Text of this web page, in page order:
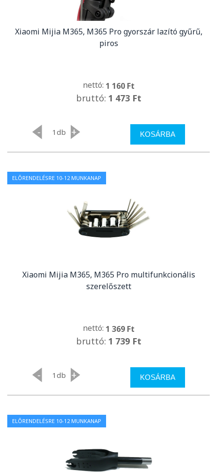
Xiaomi Mijia M365, M365 Pro gyorszár lazító gyűrű,
piros
nettó: 1 160 Ft
bruttó: 1 473 Ft
- db + KOSÁRBA
ELŐRENDELÉSRE 10-12 MUNKANAP
Xiaomi Mijia M365, M365 Pro multifunkcionális
szerelőszett
nettó: 1 369 Ft
bruttó: 1 739 Ft
- db + KOSÁRBA
ELŐRENDELÉSRE 10-12 MUNKANAP